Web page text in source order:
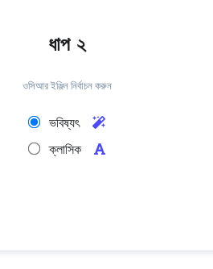
ধাপ ২
ওসিআর ইঞ্জিন নির্বাচন করুন
ভবিষ্যৎ
ক্লাসিক